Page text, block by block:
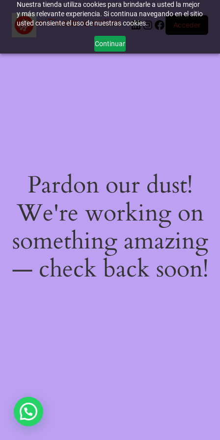
Nuestra tienda utiliza cookies para brindarle a usted la mejor
y más relevante experiencia. Si continua navegando en el sitio
usted consiente el uso de nuestras cookies.
Continuar
miTienda-e.online LinkedIn
Instagram
Facebook
Acceder
Pardon our dust!
We're working on
something amazing
— check back soon!